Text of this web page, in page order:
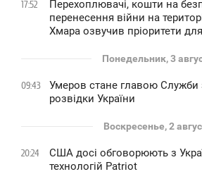
17:52
Перехоплювачі, кошти на
перенесення війни на
Хмара озвучив пріоритети
Понедельник, 3
09:43
Умеров стане главою Служби
розвідки України
Воскресенье, 2
20:24
США досі обговорюють з
технологій Patriot